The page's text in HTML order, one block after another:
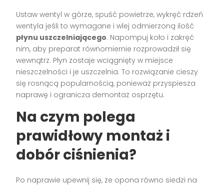
Ustaw wentyl w górze, spuść powietrze, wykręć rdzeń
wentyla jeśli to wymagane i wlej odmierzoną ilość
płynu uszczelniającego. Napompuj koło i zakręć
nim, aby preparat równomiernie rozprowadził się
wewnątrz. Płyn zostaje wciągnięty w miejsce
nieszczelności i je uszczelnia. To rozwiązanie cieszy
się rosnącą popularnością, ponieważ przyspiesza
naprawę i ogranicza demontaż osprzętu.
Na czym polega
prawidłowy montaż i
dobór ciśnienia?
Po naprawie upewnij się, że opona równo siedzi na